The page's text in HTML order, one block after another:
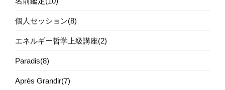
個人セッション(8)
エネルギー哲学上級講座(2)
Paradis(8)
Après Grandir(7)